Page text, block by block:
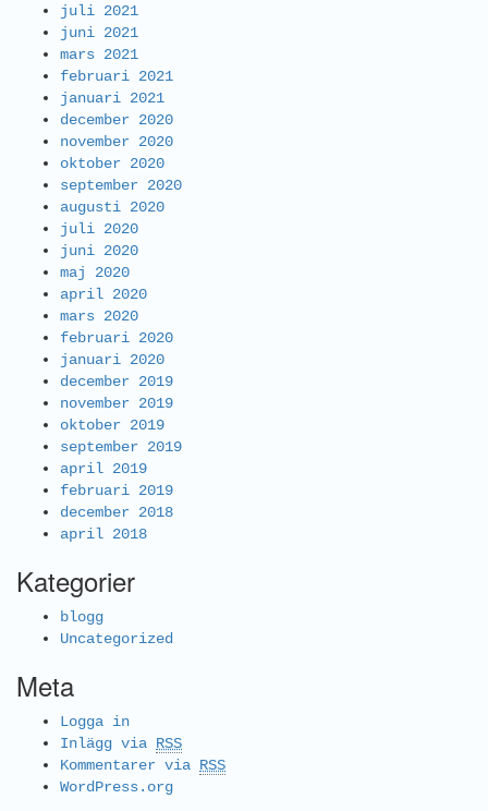
juli 2021
juni 2021
mars 2021
februari 2021
januari 2021
december 2020
november 2020
oktober 2020
september 2020
augusti 2020
juli 2020
juni 2020
maj 2020
april 2020
mars 2020
februari 2020
januari 2020
december 2019
november 2019
oktober 2019
september 2019
april 2019
februari 2019
december 2018
april 2018
Kategorier
blogg
Uncategorized
Meta
Logga in
Inlägg via RSS
Kommentarer via RSS
WordPress.org